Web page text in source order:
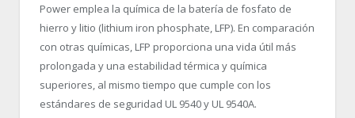
Power emplea la química de la batería de fosfato de
hierro y litio (lithium iron phosphate, LFP). En comparación
con otras químicas, LFP proporciona una vida útil más
prolongada y una estabilidad térmica y química
superiores, al mismo tiempo que cumple con los
estándares de seguridad UL 9540 y UL 9540A.